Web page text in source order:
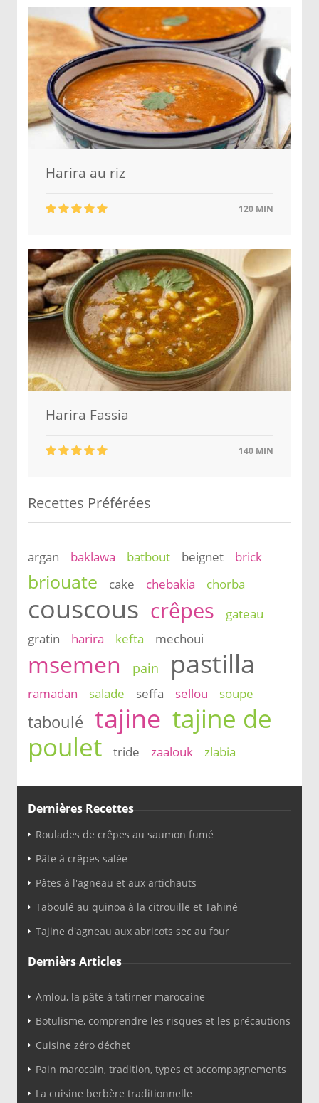
Harira au riz
120 MIN
Harira Fassia
140 MIN
Recettes Préférées
argan baklawa batbout beignet brick
briouate cake chebakia chorba
couscous crêpes
gateau
gratin
harira kefta mechoui
msemen pain pastilla
ramadan salade seffa sellou soupe
taboulé tajine tajine de
poulet
tride zaalouk zlabia
Dernières Recettes
Roulades de crêpes au saumon fumé
Pâte à crêpes salée
Pâtes à l'agneau et aux artichauts
Taboulé au quinoa à la citrouille et Tahiné
Tajine d'agneau aux abricots sec au four
Dernièrs Articles
Amlou, la pâte à tatirner marocaine
Botulisme, comprendre les risques et les précautions
Cuisine zéro déchet
Pain marocain, tradition, types et accompagnements
La cuisine berbère traditionnelle